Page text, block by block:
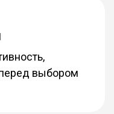
выбором